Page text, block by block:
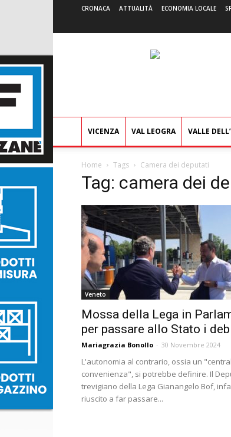
CRONACA ATTUALITÀ ECONOMIA LOCALE
VICENZA VAL LEOGRA VALLE
Home Tags Camera dei deputati
Tag: camera dei
Veneto
Mossa della Lega in
per passare allo Stato i
Mariagrazia Bonollo - 30 Novembre 2024
L'autonomia al contrario, ossia un
convenienza", si potrebbe definire. Il
trevigiano della Lega Gianangelo Bof,
riuscito a far passare...